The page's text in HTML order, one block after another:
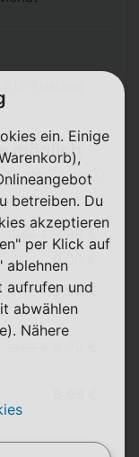
Ausland
möglich
sim24.de ⓘ
19,99 €
9,99 €
0,00 €
9,99 €
ein. Einige
betreiben. Du
akzeptieren
per Klick auf
ablehnen
aufrufen und
abwählen
Nähere